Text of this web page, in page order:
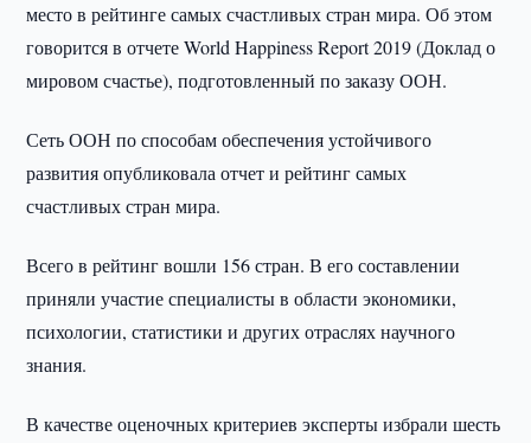
место в рейтинге самых счастливых стран мира. Об этом
говорится в отчете World Happiness Report 2019 (Доклад о
мировом счастье), подготовленный по заказу ООН.
Сеть ООН по способам обеспечения устойчивого
развития опубликовала отчет и рейтинг самых
счастливых стран мира.
Всего в рейтинг вошли 156 стран. В его составлении
приняли участие специалисты в области экономики,
психологии, статистики и других отраслях научного
знания.
В качестве оценочных критериев эксперты избрали шесть